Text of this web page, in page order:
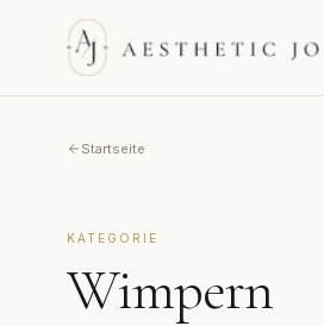
Startseite
KATEGORIE
Wimpern